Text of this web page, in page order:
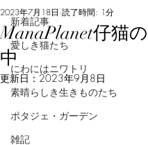
新着記事
愛しき猫たち
にわにはニワトリ
素晴らしき生きものたち
ポタジェ・ガーデン
雑記
ManaPlanet仔猫
中
2023年7月18日 読了時間: 1分
更新日： 2023年9月8日